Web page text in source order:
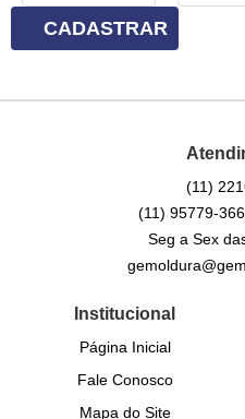
CADASTRAR
(11)
(11) 95779-
Seg a Sex
Institucional
Página Inicial
Fale Conosco
Mapa do Site